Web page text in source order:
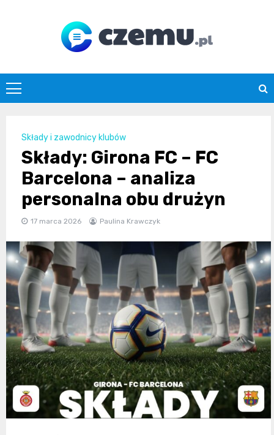
czemu.pl
Składy i zawodnicy klubów
Składy: Girona FC – FC
Barcelona – analiza
personalna obu drużyn
17 marca 2026 Paulina Krawczyk